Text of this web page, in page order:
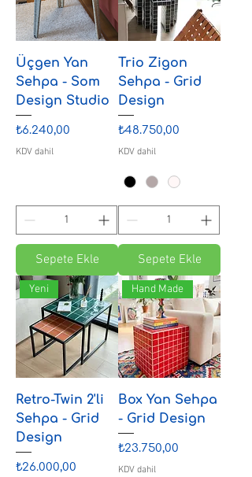
Üçgen Yan
Sehpa - Som
Design Studio
Fiyat
₺6.240,00
KDV dahil
Sepete Ekle
Trio Zigon
Sehpa - Grid
Design
Fiyat
₺48.750,00
KDV dahil
Sepete Ekle
Yeni
Retro-Twin 2'li
Sehpa - Grid
Design
Fiyat
₺26.000,00
Hand Made
Box Yan Sehpa
- Grid Design
Fiyat
₺23.750,00
KDV dahil